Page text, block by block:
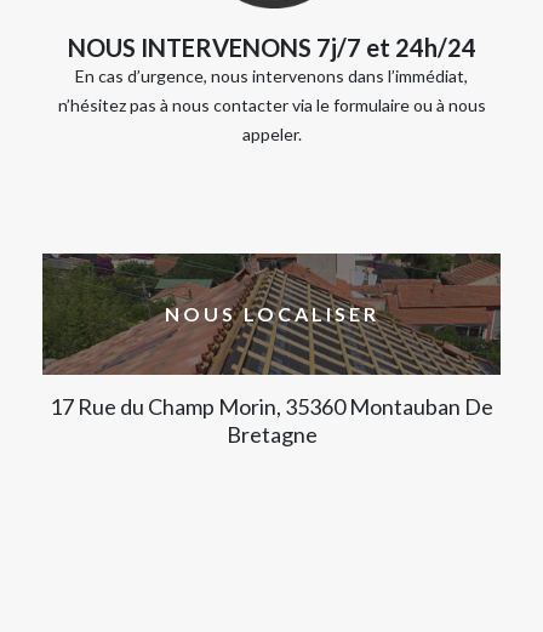
NOUS INTERVENONS 7j/7 et 24h/24
En cas d’urgence, nous intervenons dans l’immédiat,
n’hésitez pas à nous contacter via le formulaire ou à nous
appeler.
NOUS LOCALISER
17 Rue du Champ Morin, 35360 Montauban De
Bretagne